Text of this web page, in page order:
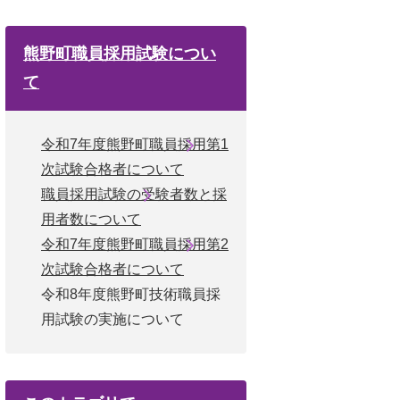
熊野町職員採用試験につい
て
令和7年度熊野町職員採用第1
次試験合格者について
職員採用試験の受験者数と採
用者数について
令和7年度熊野町職員採用第2
次試験合格者について
令和8年度熊野町技術職員採
用試験の実施について